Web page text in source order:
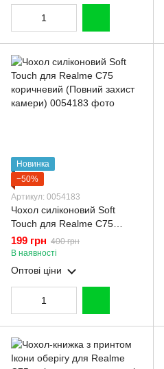
Новинка
−50%
Артикул: 0054183
Чохол силіконовий Soft
Touch для Realme C75
коричневий (Повний захист
камери)
199 грн 400 грн
В наявності
Оптові ціни